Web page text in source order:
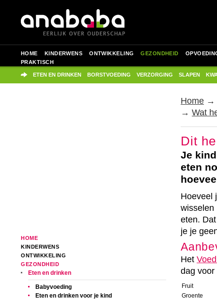
HOME KINDERWENS ONTWIKKELING GEZONDHEID
PRAKTISCH
ETEN EN DRINKEN BORSTVOEDING VERZORGING SLAPEN
HOME
KINDERWENS
ONTWIKKELING
GEZONDHEID
Eten en drinken
Babyvoeding
Eten en drinken voor je kind
Home →
→ Wat
Dit
Je
eten
Hoeveel
wisselen
eten.
je je
Het
dag voor
Fruit
Groente